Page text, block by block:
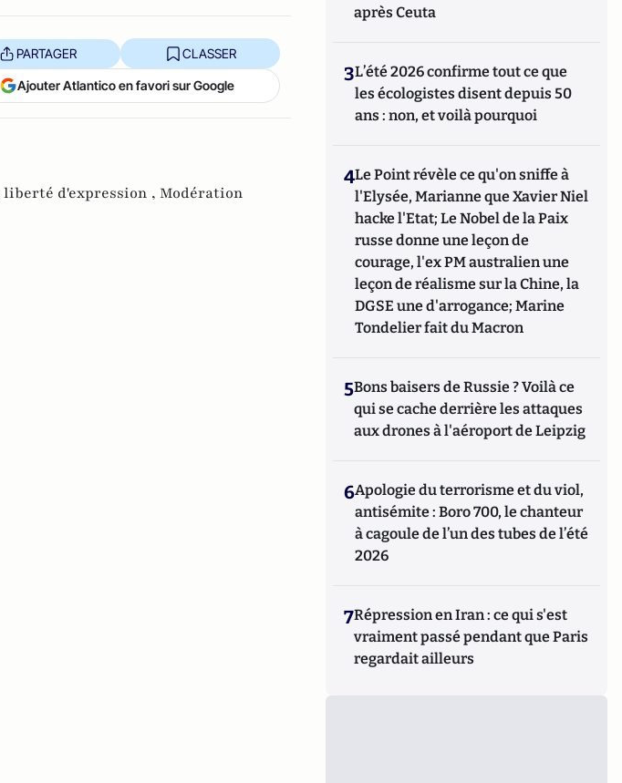
PARTAGER CLASSER
Ajouter Atlantico en favori sur Google
liberté d'expression , Modération
après Ceuta
3L’été 2026 confirme tout ce que
les écologistes disent depuis 50
ans : non, et voilà pourquoi
4Le Point révèle ce qu'on sniffe à
l'Elysée, Marianne que Xavier Niel
hacke l'Etat; Le Nobel de la Paix
russe donne une leçon de
courage, l'ex PM australien une
leçon de réalisme sur la Chine, la
DGSE une d'arrogance; Marine
Tondelier fait du Macron
5Bons baisers de Russie ? Voilà ce
qui se cache derrière les attaques
aux drones à l'aéroport de Leipzig
6Apologie du terrorisme et du viol,
antisémite : Boro 700, le chanteur
à cagoule de l’un des tubes de l’été
2026
7Répression en Iran : ce qui s'est
vraiment passé pendant que Paris
regardait ailleurs